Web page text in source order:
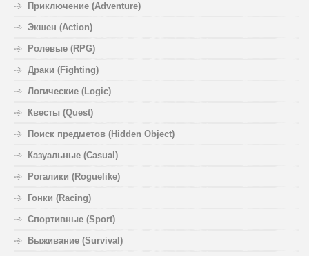
Приключение (Adventure)
Экшен (Action)
Ролевые (RPG)
Драки (Fighting)
Логические (Logic)
Квесты (Quest)
Поиск предметов (Hidden Object)
Казуальные (Casual)
Рогалики (Roguelike)
Гонки (Racing)
Спортивные (Sport)
Выживание (Survival)